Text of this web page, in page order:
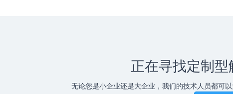
正在寻找定制型
无论您是小企业还是大企业，我们的技术人员都可